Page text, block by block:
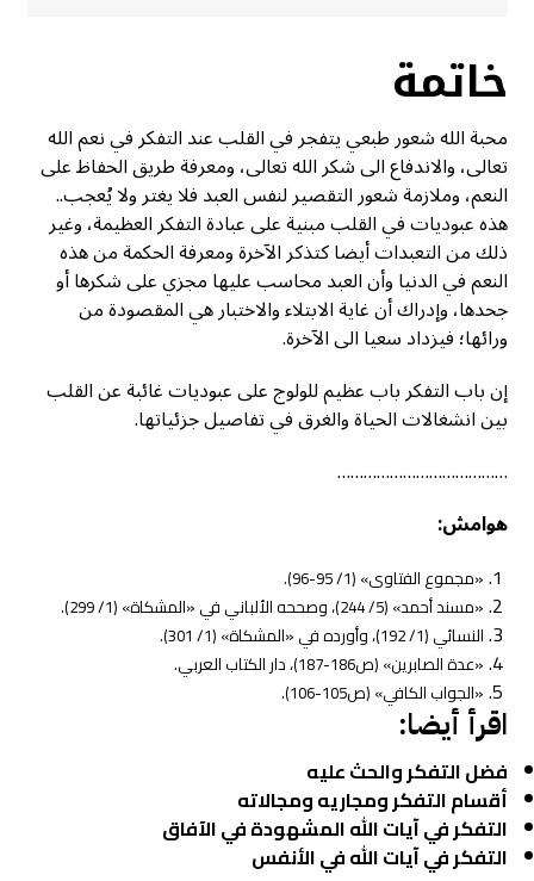
خاتمة
محبة الله شعور طبعي يتفجر في القلب عند التفكر في نعم الله
تعالى، والاندفاع الى شكر الله تعالى، ومعرفة طريق الحفاظ على
النعم، وملازمة شعور التقصير لنفس العبد فلا يغتر ولا يُعجب..
هذه عبوديات في القلب مبنية على عبادة التفكر العظيمة، وغير
ذلك من التعبدات أيضا كتذكر الآخرة ومعرفة الحكمة من هذه
النعم في الدنيا وأن العبد محاسب عليها مجزي على شكرها أو
جحدها، وإدراك أن غاية الابتلاء والاختبار هي المقصودة من
ورائها؛ فيزداد سعيا الى الآخرة.
إن باب التفكر باب عظيم للولوج على عبوديات غائبة عن القلب
بين انشغالات الحياة والغرق في تفاصيل جزئياتها.
…………………………………
هوامش:
«مجموع الفتاوى» (1/ 95-96).
«مسند أحمد» (5/ 244)، وصححه الألباني في «المشكاة» (1/ 299).
النسائي (1/ 192)، وأورده في «المشكاة» (1/ 301).
«عدة الصابرين» (ص186-187)، دار الكتاب العربي.
«الجواب الكافي» (ص105-106).
اقرأ أيضا:
فضل التفكر والحث عليه
أقسام التفكر ومجاريه ومجالاته
التفكر في آيات الله المشهودة في الآفاق
التفكر في آيات الله في الأنفس